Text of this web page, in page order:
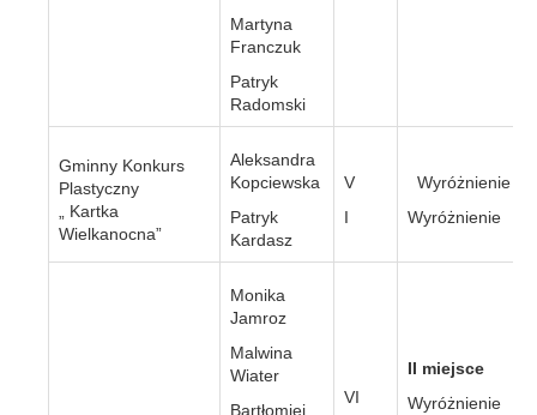
Martyna
Franczuk
Patryk
Radomski
Gminny Konkurs
Plastyczny
„ Kartka
Wielkanocna”
Aleksandra
Kopciewska
Patryk
Kardasz
V
I
Wyróżnienie
Wyróżnienie
Monika
Jamroz
Malwina
Wiater
Bartłomiej
VI
II miejsce
Wyróżnienie